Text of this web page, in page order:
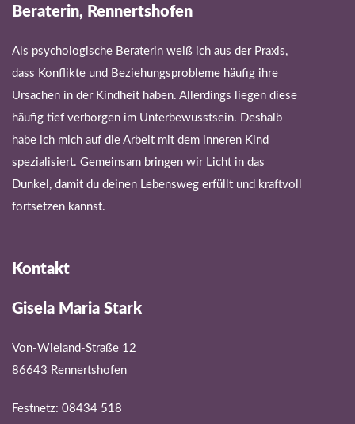
Beraterin, Rennertshofen
Als psychologische Beraterin weiß ich aus der Praxis,
dass Konflikte und Beziehungsprobleme häufig ihre
Ursachen in der Kindheit haben. Allerdings liegen diese
häufig tief verborgen im Unterbewusstsein. Deshalb
habe ich mich auf die Arbeit mit dem inneren Kind
spezialisiert. Gemeinsam bringen wir Licht in das
Dunkel, damit du deinen Lebensweg erfüllt und kraftvoll
fortsetzen kannst.
Kontakt
Gisela Maria Stark
Von-Wieland-Straße 12
86643 Rennertshofen
Festnetz: 08434 518